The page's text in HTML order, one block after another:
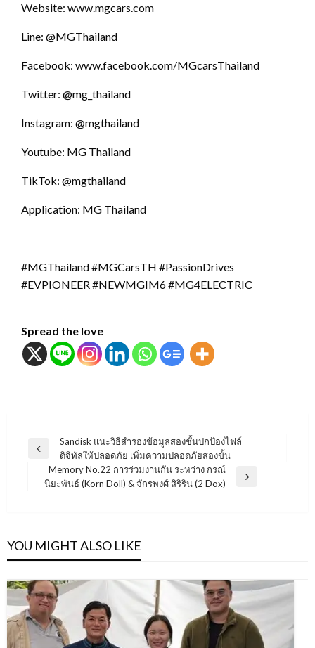
Website: www.mgcars.com
Line: @MGThailand
Facebook: www.facebook.com/MGcarsThailand
Twitter: @mg_thailand
Instagram: @mgthailand
Youtube: MG Thailand
TikTok: @mgthailand
Application: MG Thailand
#MGThailand #MGCarsTH #PassionDrives
#EVPIONEER #NEWMGIM6 #MG4ELECTRIC
Spread the love
แนะแนว
เรื่อง
Previous
Sandisk แนะวิธีสำรองข้อมูลสองชั้นปกป้องไฟล์
ดิจิทัลให้ปลอดภัย เพิ่มความปลอดภัยสองขั้น
Next
Memory No.22 การร่วมงานกัน ระหว่าง กรณ์
นียะพันธ์ (Korn Doll) & จักรพงศ์ สิริริน (2 Dox)
YOU MIGHT ALSO LIKE